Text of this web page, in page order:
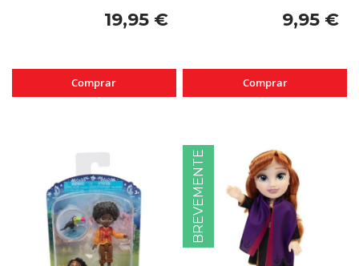
19,95 €
Comprar
9,95 €
Comprar
BREVEMENTE